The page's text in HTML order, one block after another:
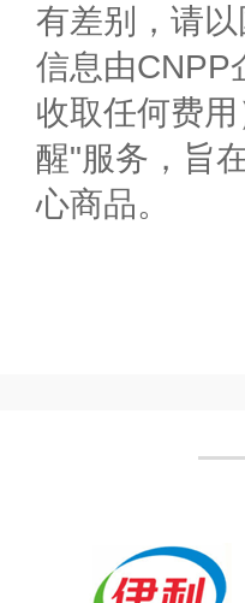
有差别，请
信息由CNPP
收取任何费
醒"服务，旨
心商品。